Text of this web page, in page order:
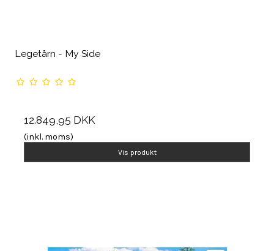
Legetårn - My Side
12.849,95 DKK
(inkl. moms)
Vis produkt